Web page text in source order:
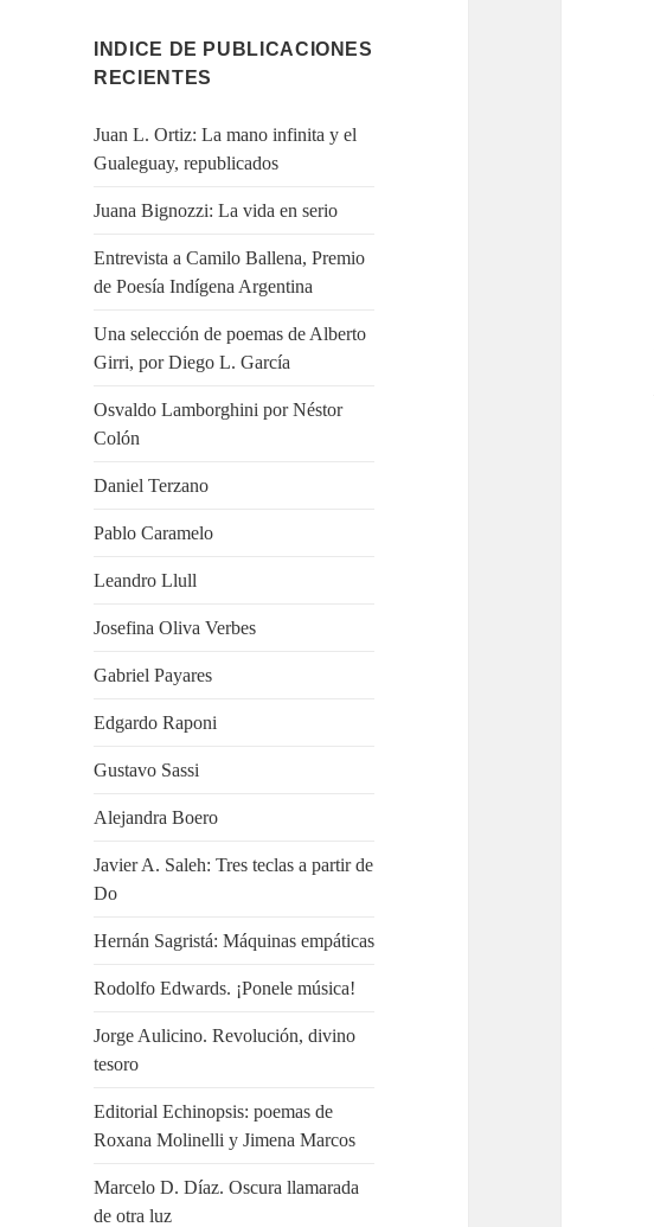
INDICE DE PUBLICACIONES
RECIENTES
Juan L. Ortiz: La mano infinita y el
Gualeguay, republicados
Juana Bignozzi: La vida en serio
Entrevista a Camilo Ballena, Premio
de Poesía Indígena Argentina
Una selección de poemas de Alberto
Girri, por Diego L. García
Osvaldo Lamborghini por Néstor
Colón
Daniel Terzano
Pablo Caramelo
Leandro Llull
Josefina Oliva Verbes
Gabriel Payares
Edgardo Raponi
Gustavo Sassi
Alejandra Boero
Javier A. Saleh: Tres teclas a partir de
Do
Hernán Sagristá: Máquinas empáticas
Rodolfo Edwards. ¡Ponele música!
Jorge Aulicino. Revolución, divino
tesoro
Editorial Echinopsis: poemas de
Roxana Molinelli y Jimena Marcos
Marcelo D. Díaz. Oscura llamarada
de otra luz